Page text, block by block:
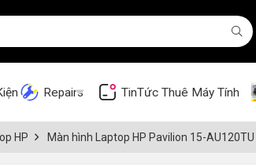
Repairs TinTức Thuê Máy Tính
HP Màn hình Laptop HP Pavilion 15-AU120TU